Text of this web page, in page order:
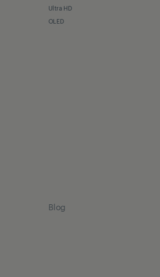
Ultra HD
OLED
Blog